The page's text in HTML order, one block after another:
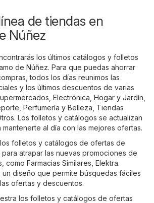
de tiendas en
Núñez
los últimos catálogos y folletos
de Núñez. Para que puedas ahorrar
todos los días reunimos las
y los últimos descuentos de varias
Electrónica Hogar y Jardín
Perfumería y Belleza Tiendas
. Los folletos y catálogos se actualizan
al día con las mejores ofertas.
folletos y catálogos de ofertas de
atrapar las nuevas promociones de
como Farmacias Similares Elektra.
diseño que permite búsquedas fáciles
ofertas y descuentos.
los folletos y catálogos de ofertas